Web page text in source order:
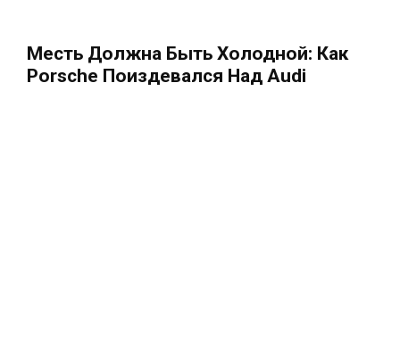
Месть Должна Быть Холодной: Как
Porsche Поиздевался Над Audi